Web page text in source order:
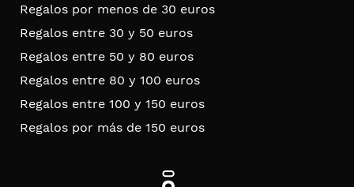
Regalos por menos de 30 euros
Regalos entre 30 y 50 euros
Regalos entre 50 y 80 euros
Regalos entre 80 y 100 euros
Regalos entre 100 y 150 euros
Regalos por más de 150 euros